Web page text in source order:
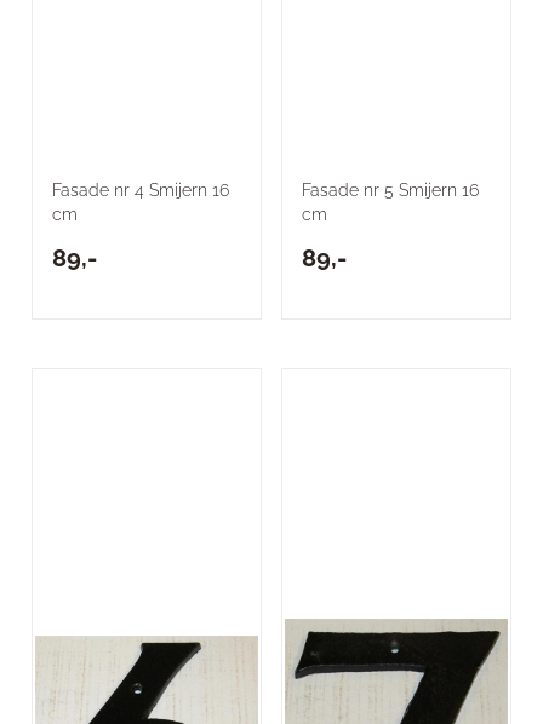
Fasade nr 4 Smijern 16
cm
89,-
Fasade nr 5 Smijern 16
cm
89,-